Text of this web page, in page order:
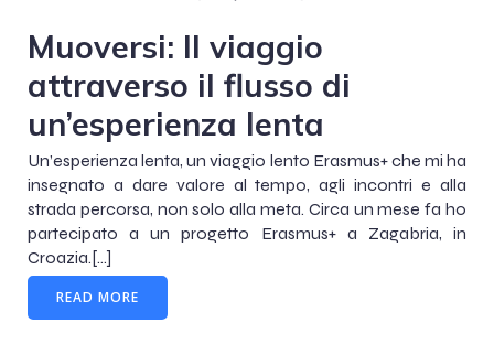
Muoversi: Il viaggio
attraverso il flusso di
un’esperienza lenta
Un’esperienza lenta, un viaggio lento Erasmus+ che mi ha
insegnato a dare valore al tempo, agli incontri e alla
strada percorsa, non solo alla meta. Circa un mese fa ho
partecipato a un progetto Erasmus+ a Zagabria, in
Croazia.[…]
READ MORE